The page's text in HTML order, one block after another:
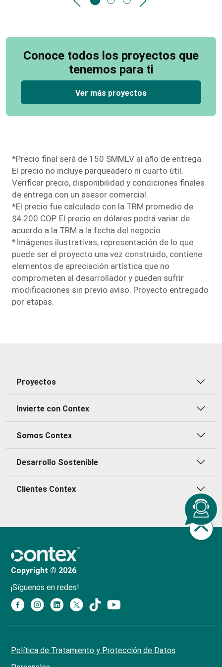
Conoce todos los proyectos que
tenemos para ti
Ver más proyectos
*Precio final será de 150 SMMLV al año de entrega.
El precio no incluye parqueadero ni cuarto útil.
Verificar precio, disponibilidad y condiciones finales
de entrega con un asesor comercial.
*El precio fue calculado con la TRM promedio de
$4.200 COP. El precio en dólares podrá variar de
acuerdo a la TRM a la fecha del negocio.
*Imágenes ilustrativas, representación de lo que
puede ser el proyecto una vez construido, contiene
elementos de apreciación artística que no
comprometen al desarrollador y pueden sufrir
modiﬁcaciones sin previo aviso. Proyecto entregado
por etapas.
Proyectos
Invierte con Contex
Somos Contex
Desarrollo Sostenible
Clientes Contex
Copyright © 2026
¡Síguenos en redes!
Política de Tratamiento y Protección de Datos